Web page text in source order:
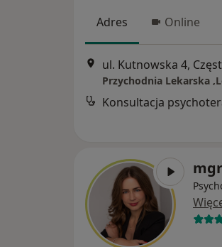
Adres Online
ul. Kutnowska 4,
Przychodnia Lekarska
Konsultacja